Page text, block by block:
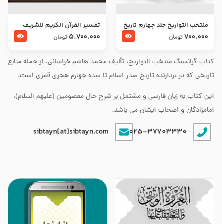
کتاب گرانسنگ منتخب التواريخ، تألیف محمد هاشم خراسانی، از جمله منابع
تاریخی که در بردارنده تاریخ صدر اسلام تا سده چهارم هجری قمری است.
این کتاب به زبان فارسی و مشتمل بر شرح حال معصومین (علیهم السلام)،
امامزادگان و اصحاب ایشان می باشد.
025-37703330
sibtayn[at]sibtayn.com
منتخب التواریخ جلد چهارم تاریخ
امام زین العابدین و امام محمد
700.000 تومان
تفسير القرآن الكريم للشريف
المرتضي قدس سرّه
5.700.000 تومان